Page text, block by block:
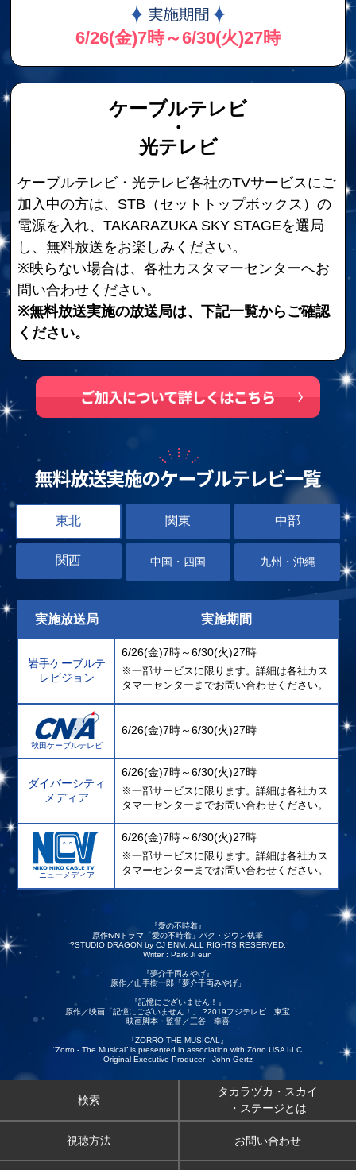
6/26(金)7時～6/30(火)27時
ケーブルテレビ
・
光テレビ
ケーブルテレビ・光テレビ各社のTVサービスにご
加入中の方は、STB（セットトップボックス）の
電源を入れ、TAKARAZUKA SKY STAGEを選局
し、無料放送をお楽しみください。
※映らない場合は、各社カスタマーセンターへお
問い合わせください。
※無料放送実施の放送局は、下記一覧からご確認
ください。
東北 関東 中部
関西 中国・四国 九州・沖縄
実施放送局 実施期間
岩手ケーブルテ
レビジョン
6/26(金)7時～6/30(火)27時
※一部サービスに限ります。詳細は各社カス
タマーセンターまでお問い合わせください。
秋田ケーブルテレビ
6/26(金)7時～6/30(火)27時
ダイバーシティ
メディア
6/26(金)7時～6/30(火)27時
※一部サービスに限ります。詳細は各社カス
タマーセンターまでお問い合わせください。
ニューメディア
6/26(金)7時～6/30(火)27時
※一部サービスに限ります。詳細は各社カス
タマーセンターまでお問い合わせください。
『愛の不時着』
原作tvNドラマ「愛の不時着」パク・ジウン執筆
?STUDIO DRAGON by CJ ENM, ALL RIGHTS RESERVED.
Writer : Park Ji eun
『夢介千両みやげ』
原作／山手樹一郎「夢介千両みやげ」
『記憶にございません！』
原作／映画「記憶にございません！」 ?2019フジテレビ 東宝
映画脚本・監督／三谷 幸喜
『ZORRO THE MUSICAL』
“Zorro - The Musical” is presented in association with Zorro USA LLC
Original Executive Producer - John Gertz
検索
タカラヅカ・スカイ
・ステージとは
視聴方法 お問い合わせ